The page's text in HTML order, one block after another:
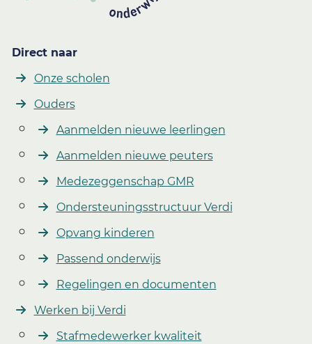
Direct naar
Onze scholen
Ouders
Aanmelden nieuwe leerlingen
Aanmelden nieuwe peuters
Medezeggenschap GMR
Ondersteuningsstructuur Verdi
Opvang kinderen
Passend onderwijs
Regelingen en documenten
Werken bij Verdi
Stafmedewerker kwaliteit